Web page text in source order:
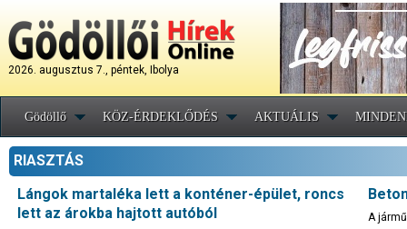
2026. augusztus 7., péntek, Ibolya
Gödöllő KÖZ-ÉRDEKLŐDÉS AKTUÁLIS
RIASZTÁS
Lángok martaléka lett a konténer-épület, roncs
lett az árokba hajtott autóból
A